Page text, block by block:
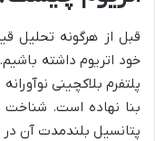
قبل از هرگونه تحلیل
خود اتریوم داشته
پلتفرم بلاکچینی
پتانسیل بلندمدت آن در